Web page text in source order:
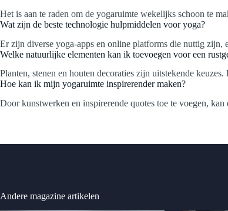
Het is aan te raden om de yogaruimte wekelijks schoon te
Wat zijn de beste technologie hulpmiddelen voor yoga?
Er zijn diverse yoga-apps en online platforms die nuttig zijn,
Welke natuurlijke elementen kan ik toevoegen voor een
Planten, stenen en houten decoraties zijn uitstekende
Hoe kan ik mijn yogaruimte inspirerender maken?
Door kunstwerken en inspirerende quotes toe te voegen,
Andere magazine artikelen